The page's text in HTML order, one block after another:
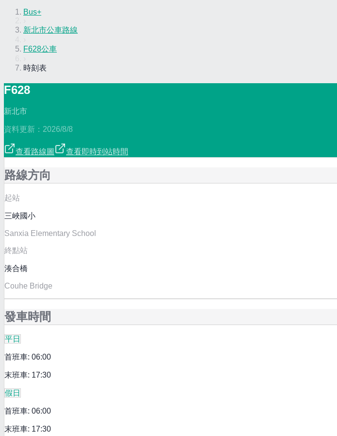
Bus+
新北市公車路線
F628公車
時刻表
F628
新北市
資料更新： 2026/8/8
查看路線圖 查看即時到站時間
路線方向
起站
三峽國小
Sanxia Elementary School
終點站
湊合橋
Couhe Bridge
發車時間
平日
首班車: 06:00
末班車: 17:30
假日
首班車: 06:00
末班車: 17:30